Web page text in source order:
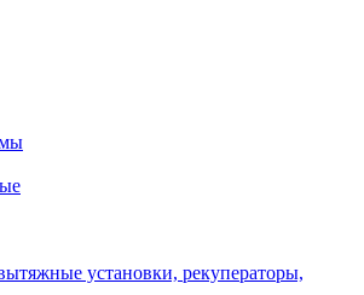
установки, рекуператоры,